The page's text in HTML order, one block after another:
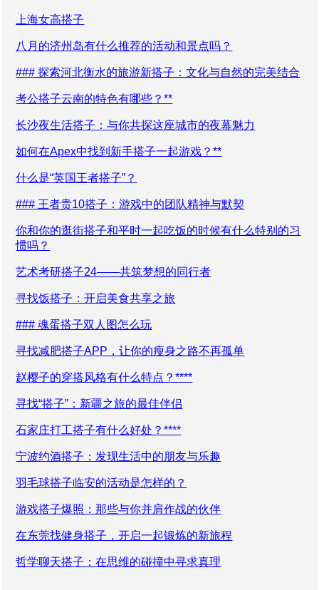
上海女高搭子
八月的济州岛有什么推荐的活动和景点吗？
### 探索河北衡水的旅游新搭子：文化与自然的完美结合
考公搭子云南的特色有哪些？**
长沙夜生活搭子：与你共探这座城市的夜幕魅力
如何在Apex中找到新手搭子一起游戏？**
什么是“英国王者搭子”？
### 王者贵10搭子：游戏中的团队精神与默契
你和你的逛街搭子和平时一起吃饭的时候有什么特别的习
惯吗？
艺术考研搭子24——共筑梦想的同行者
寻找饭搭子：开启美食共享之旅
### 魂蛋搭子双人图怎么玩
寻找减肥搭子APP，让你的瘦身之路不再孤单
赵樱子的穿搭风格有什么特点？****
寻找“搭子”：新疆之旅的最佳伴侣
石家庄打工搭子有什么好处？****
宁波约酒搭子：发现生活中的朋友与乐趣
羽毛球搭子临安的活动是怎样的？
游戏搭子爆照：那些与你并肩作战的伙伴
在东莞找健身搭子，开启一起锻炼的新旅程
哲学聊天搭子：在思维的碰撞中寻求真理